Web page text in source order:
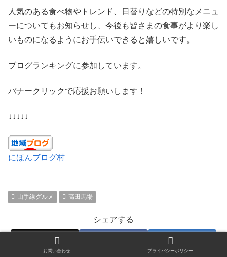
人気のある食べ物やトレンド、日替りなどの特別なメニュ
ーについてもお知らせし、今後も皆さまの食事がより楽し
いものになるようにお手伝いできると嬉しいです。
ブログランキングに参加しています。
バナークリックで応援お願いします！
↓↓↓↓↓
にほんブログ村
山手線グルメ 高田馬場
シェアする
お問い合わせ プライバシーポリシー